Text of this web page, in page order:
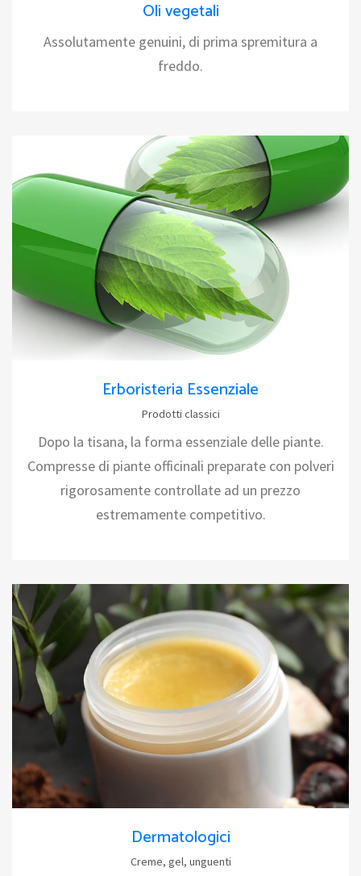
Oli vegetali
Assolutamente genuini, di prima spremitura a
freddo.
Erboristeria Essenziale
Prodotti classici
Dopo la tisana, la forma essenziale delle piante.
Compresse di piante officinali preparate con polveri
rigorosamente controllate ad un prezzo
estremamente competitivo.
Dermatologici
Creme, gel, unguenti